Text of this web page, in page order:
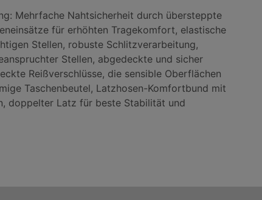
Mehrfache Nahtsicherheit durch übersteppte
für erhöhten Tragekomfort, elastische
Stellen, robuste Schlitzverarbeitung,
Stellen, abgedeckte und sicher
Reißverschlüsse, die sensible Oberflächen
Taschenbeutel, Latzhosen-Komfortbund mit
doppelter Latz für beste Stabilität und